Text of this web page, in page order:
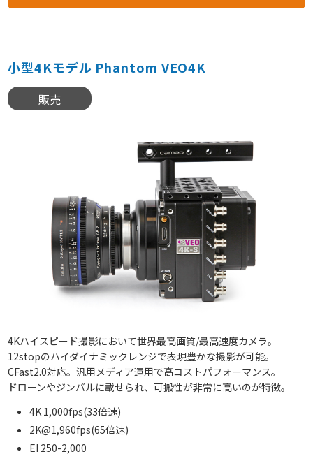
小型4Kモデル Phantom VEO4K
販売
4Kハイスピード撮影において世界最高画質/最高速度カメラ。
12stopのハイダイナミックレンジで表現豊かな撮影が可能。
CFast2.0対応。汎用メディア運用で高コストパフォーマンス。
ドローンやジンバルに載せられ、可搬性が非常に高いのが特徴。
4K 1,000fps(33倍速)
2K@1,960fps(65倍速)
EI 250-2,000